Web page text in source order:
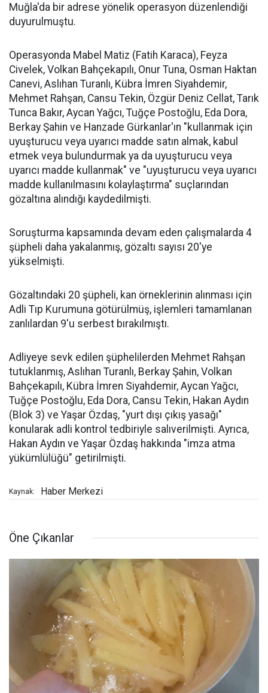
Muğla'da bir adrese yönelik operasyon düzenlendiği
duyurulmuştu.
Operasyonda Mabel Matiz (Fatih Karaca), Feyza
Civelek, Volkan Bahçekapılı, Onur Tuna, Osman Haktan
Canevi, Aslıhan Turanlı, Kübra İmren Siyahdemir,
Mehmet Rahşan, Cansu Tekin, Özgür Deniz Cellat, Tarık
Tunca Bakır, Aycan Yağcı, Tuğçe Postoğlu, Eda Dora,
Berkay Şahin ve Hanzade Gürkanlar'ın "kullanmak için
uyuşturucu veya uyarıcı madde satın almak, kabul
etmek veya bulundurmak ya da uyuşturucu veya
uyarıcı madde kullanmak" ve "uyuşturucu veya uyarıcı
madde kullanılmasını kolaylaştırma" suçlarından
gözaltına alındığı kaydedilmişti.
Soruşturma kapsamında devam eden çalışmalarda 4
şüpheli daha yakalanmış, gözaltı sayısı 20'ye
yükselmişti.
Gözaltındaki 20 şüpheli, kan örneklerinin alınması için
Adli Tıp Kurumuna götürülmüş, işlemleri tamamlanan
zanlılardan 9'u serbest bırakılmıştı.
Adliyeye sevk edilen şüphelilerden Mehmet Rahşan
tutuklanmış, Aslıhan Turanlı, Berkay Şahin, Volkan
Bahçekapılı, Kübra İmren Siyahdemir, Aycan Yağcı,
Tuğçe Postoğlu, Eda Dora, Cansu Tekin, Hakan Aydın
(Blok 3) ve Yaşar Özdaş, "yurt dışı çıkış yasağı"
konularak adli kontrol tedbiriyle salıverilmişti. Ayrıca,
Hakan Aydın ve Yaşar Özdaş hakkında "imza atma
yükümlülüğü" getirilmişti.
Kaynak: Haber Merkezi
Öne Çıkanlar